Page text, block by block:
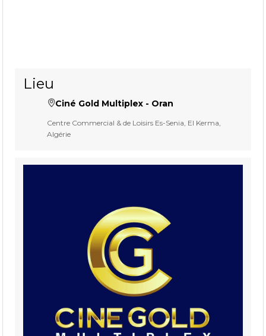
Lieu
Ciné Gold Multiplex - Oran
Centre Commercial & de Loisirs Es-Senia, El Kerma,
Algérie